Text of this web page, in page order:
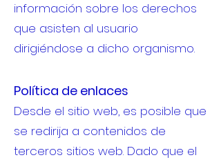
información sobre los derechos
que asisten al usuario
dirigiéndose a dicho organismo.
Política de enlaces
Desde el sitio web, es posible que
se redirija a contenidos de
terceros sitios web. Dado que el